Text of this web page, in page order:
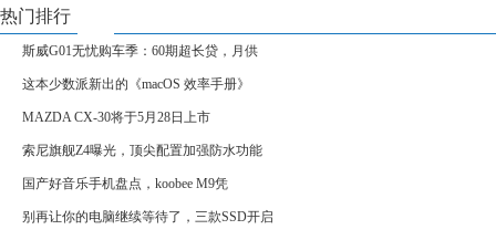
热门排行
斯威G01无忧购车季：60期超长贷，月供
这本少数派新出的《macOS 效率手册》
MAZDA CX-30将于5月28日上市
索尼旗舰Z4曝光，顶尖配置加强防水功能
国产好音乐手机盘点，koobee M9凭
别再让你的电脑继续等待了，三款SSD开启